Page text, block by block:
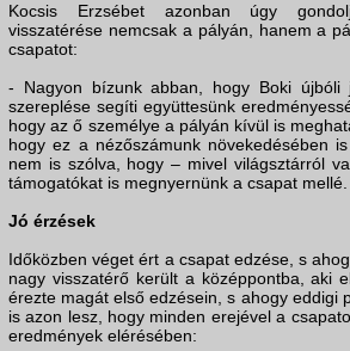
Kocsis Erzsébet azonban úgy
visszatérése nemcsak a pályán, hanem a
csapatot:
- Nagyon bízunk abban, hogy Boki újbóli
szereplése segíti együttesünk
hogy az ő személye a pályán kívül is
hogy ez a nézőszámunk növekedésében
nem is szólva, hogy – mivel világsztárról
támogatókat is megnyernünk a csapat mellé.
Jó érzések
Időközben véget ért a csapat edzése, s
nagy visszatérő került a középpontba, aki
érezte magát első edzésein, s ahogy eddigi
is azon lesz, hogy minden erejével a
eredmények elérésében: